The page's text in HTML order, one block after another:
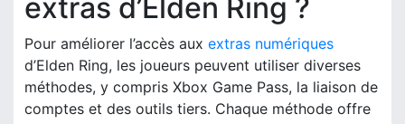
extras d’Elden Ring ?
Pour améliorer l’accès aux extras numériques
d’Elden Ring, les joueurs peuvent utiliser diverses
méthodes, y compris Xbox Game Pass, la liaison de
comptes et des outils tiers. Chaque méthode offre